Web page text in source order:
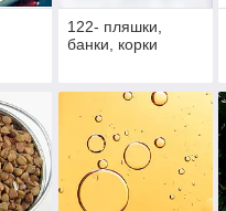
122- пляшки,
банки, корки